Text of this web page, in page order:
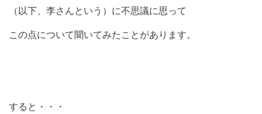
（以下、李さんという）に不思議に思って
この点について聞いてみたことがあります。
すると・・・